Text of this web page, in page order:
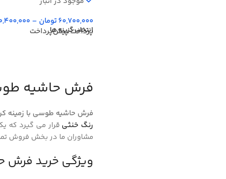
60,700,000تومان –
انتخاب گزینه ها
پرداخت پیش‌پرداخت
فرش‌ حاشیه
فرش‌ حاشیه طوسی با زمینه
رنگ خنثی قرار می گیرد که
مشاوران ما در بخش فروش
ویژگی خرید